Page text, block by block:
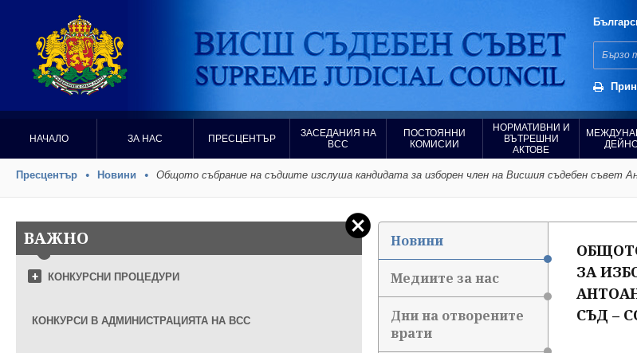
НАЧАЛО ЗА НАС ПРЕСЦЕНТЪР
ЗАСЕДАНИЯ НА
ВСС
ПОСТОЯННИ
КОМИСИИ
НОРМАТИВНИ И
ВЪТРЕШНИ
АКТОВЕ
Пресцентър Новини Общото събрание на съдиите изслуша кандидата за изборен член на Висшия съдебен съвет
ВАЖНО
КОНКУРСНИ ПРОЦЕДУРИ
КОНКУРСИ В АДМИНИСТРАЦИЯТА НА ВСС
Новини
Медиите за нас
Дни на отворените
врати
ЗА
СЪД –